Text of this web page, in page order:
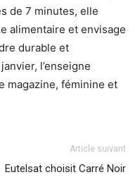
de 7 minutes, elle
alimentaire et envisage
durable et
l’enseigne
magazine, féminine et
Article suivant
Eutelsat choisit Carré Noir